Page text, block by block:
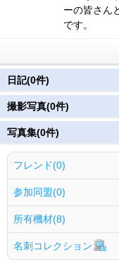
ーの皆さん
です。
日記(0件)
撮影写真(0件)
写真集(0件)
フレンド(0)
参加同盟(0)
所有機材(8)
名刺コレクション